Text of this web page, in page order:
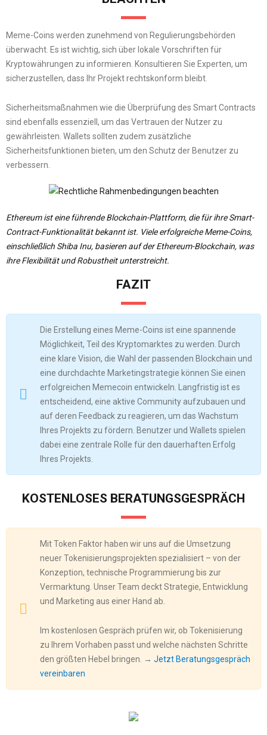
Meme-Coins werden zunehmend von Regulierungsbehörden
überwacht. Es ist wichtig, sich über lokale Vorschriften für
Kryptowährungen zu informieren. Konsultieren Sie Experten, um
sicherzustellen, dass Ihr Projekt rechtskonform bleibt.
Sicherheitsmaßnahmen wie die Überprüfung des Smart Contracts
sind ebenfalls essenziell, um das Vertrauen der Nutzer zu
gewährleisten. Wallets sollten zudem zusätzliche
Sicherheitsfunktionen bieten, um den Schutz der Benutzer zu
verbessern.
Ethereum ist eine führende Blockchain-Plattform, die für ihre Smart-
Contract-Funktionalität bekannt ist. Viele erfolgreiche Meme-Coins,
einschließlich Shiba Inu, basieren auf der Ethereum-Blockchain, was
ihre Flexibilität und Robustheit unterstreicht.
FAZIT
Die Erstellung eines Meme-Coins ist eine spannende
Möglichkeit, Teil des Kryptomarktes zu werden. Durch
eine klare Vision, die Wahl der passenden Blockchain und
eine durchdachte Marketingstrategie können Sie einen
erfolgreichen Memecoin entwickeln. Langfristig ist es
entscheidend, eine aktive Community aufzubauen und
auf deren Feedback zu reagieren, um das Wachstum
Ihres Projekts zu fördern. Benutzer und Wallets spielen
dabei eine zentrale Rolle für den dauerhaften Erfolg
Ihres Projekts.
KOSTENLOSES BERATUNGSGESPRÄCH
Mit Token Faktor haben wir uns auf die Umsetzung
neuer Tokenisierungsprojekten spezialisiert – von der
Konzeption, technische Programmierung bis zur
Vermarktung. Unser Team deckt Strategie, Entwicklung
und Marketing aus einer Hand ab.
Im kostenlosen Gespräch prüfen wir, ob Tokenisierung
zu Ihrem Vorhaben passt und welche nächsten Schritte
den größten Hebel bringen. → Jetzt Beratungsgespräch
vereinbaren